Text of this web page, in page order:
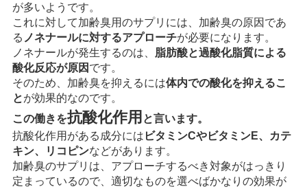
が多いようです。
これに対して加齢臭用のサプリには、加齢臭の原因であ
る ノネナールに対するアプローチが必要になります。
ノネナールが発生するのは、 脂肪酸と過酸化脂質による
酸化反応が原因 です。
そのため、加齢臭を抑えるには体内での酸化を抑えるこ
とが効果的なのです。
この働きを抗酸化作用 と言います。
抗酸化作用がある成分には ビタミンCやビタミンE、カテ
キン、リコピンなどがあります。
加齢臭のサプリは、アプローチするべき対象がはっきり
定まっているので、適切なものを選べばかなりの効果が